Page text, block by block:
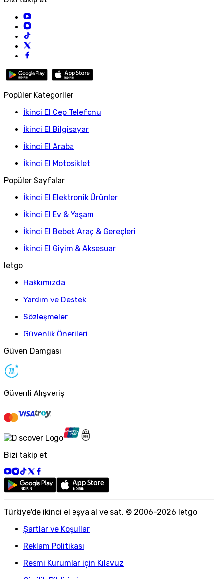
Popüler Kategoriler
İkinci El Cep Telefonu
İkinci El Bilgisayar
İkinci El Araba
İkinci El Motosiklet
Popüler Sayfalar
İkinci El Elektronik Ürünler
İkinci El Ev & Yaşam
İkinci El Bebek Araç & Gereçleri
İkinci El Giyim & Aksesuar
letgo
Hakkımızda
Yardım ve Destek
Sözleşmeler
Güvenlik Önerileri
Güven Damgası
Güvenli Alışveriş
Bizi takip et
Türkiye'de ikinci el eşya al ve sat. © 2006-2026 letgo
Şartlar ve Koşullar
Reklam Politikası
Resmi Kurumlar için Kılavuz